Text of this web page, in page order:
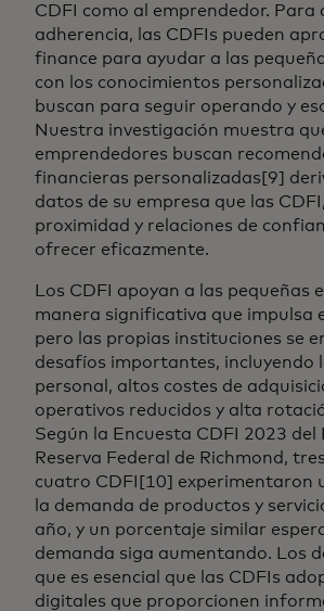
CDFI como al emprendedor. Para
adherencia, las CDFIs pueden
finance para ayudar a las
con los conocimientos
buscan para seguir operando y
Nuestra investigación muestra
emprendedores buscan
financieras personalizadas[9]
datos de su empresa que las
proximidad y relaciones de
ofrecer eficazmente.
Los CDFI apoyan a las pequeñas
manera significativa que impulsa
pero las propias instituciones se
desafíos importantes, incluyendo
personal, altos costes de
operativos reducidos y alta
Según la Encuesta CDFI 2023 del
Reserva Federal de Richmond,
cuatro CDFI[10] experimentaron
la demanda de productos y
año, y un porcentaje similar
demanda siga aumentando. Los
que es esencial que las CDFIs
digitales que proporcionen